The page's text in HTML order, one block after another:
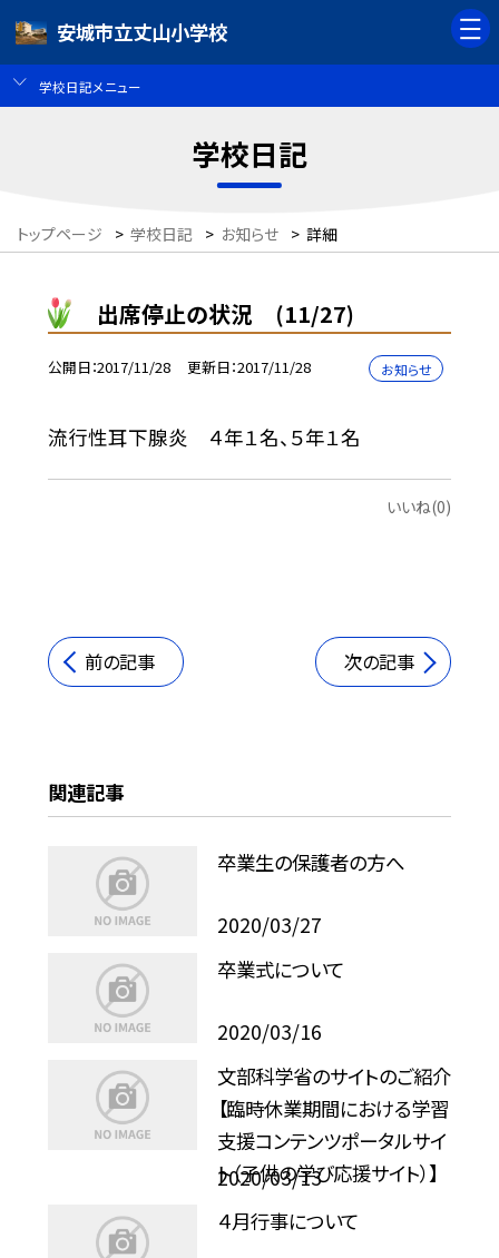
安城市立丈山小学校
学校日記メニュー
学校日記
トップページ > 学校日記 > お知らせ > 詳細
出席停止の状況 (11/27)
公開日 2017/11/28 更新日 2017/11/28 お知らせ
流行性耳下腺炎 ４年１名、５年１名
いいね(0)
前の記事 次の記事
関連記事
卒業生の保護者の方へ
2020/03/27
卒業式について
2020/03/16
文部科学省のサイトのご紹介
【臨時休業期間における学習
支援コンテンツポータルサイ
ト（子供の学び応援サイト）】
2020/03/13
４月行事について